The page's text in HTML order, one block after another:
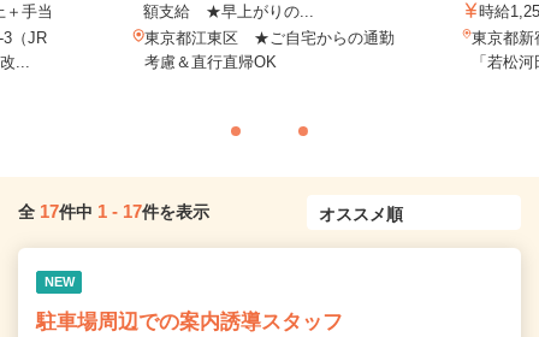
＋手当
3（JR
...
額支給 ★早上がりの...
東京都江東区 ★ご自宅からの通勤
考慮＆直行直帰OK
時給
東京都新
「若松
全 17件中 1 - 17件を表示
NEW
駐車場周辺での案内誘導スタッフ